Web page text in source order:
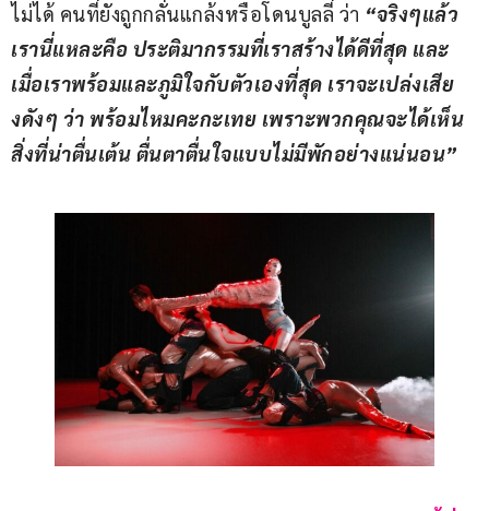
ไม่ได้ คนที่ยังถูกกลั่นแกล้งหรือโดนบูลลี่ ว่า “จริงๆแล้ว
เรานี่แหละคือ ประติมากรรมที่เราสร้างได้ดีที่สุด และ
เมื่อเราพร้อมและภูมิใจกับตัวเองที่สุด เราจะเปล่งเสีย
งดังๆ ว่า พร้อมไหมคะกะเทย เพราะพวกคุณจะได้เห็น
สิ่งที่น่าตื่นเต้น ตื่นตาตื่นใจแบบไม่มีพักอย่างแน่นอน”